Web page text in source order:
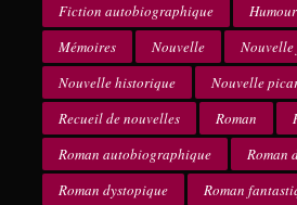
Fiction autobiographique
Humour
Mémoires
Nouvelle
Nouvelle historique
Nouvelle
Recueil de nouvelles
Roman
Roman autobiographique
Roman
Roman dystopique
Roman